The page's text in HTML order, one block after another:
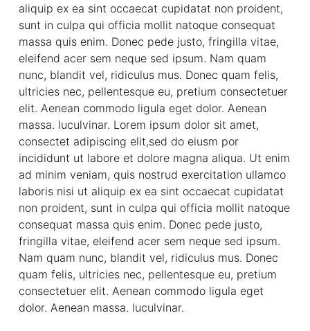
aliquip ex ea sint occaecat cupidatat non proident,
sunt in culpa qui officia mollit natoque consequat
massa quis enim. Donec pede justo, fringilla vitae,
eleifend acer sem neque sed ipsum. Nam quam
nunc, blandit vel, ridiculus mus. Donec quam felis,
ultricies nec, pellentesque eu, pretium consectetuer
elit. Aenean commodo ligula eget dolor. Aenean
massa. luculvinar. Lorem ipsum dolor sit amet,
consectet adipiscing elit,sed do eiusm por
incididunt ut labore et dolore magna aliqua. Ut enim
ad minim veniam, quis nostrud exercitation ullamco
laboris nisi ut aliquip ex ea sint occaecat cupidatat
non proident, sunt in culpa qui officia mollit natoque
consequat massa quis enim. Donec pede justo,
fringilla vitae, eleifend acer sem neque sed ipsum.
Nam quam nunc, blandit vel, ridiculus mus. Donec
quam felis, ultricies nec, pellentesque eu, pretium
consectetuer elit. Aenean commodo ligula eget
dolor. Aenean massa. luculvinar.